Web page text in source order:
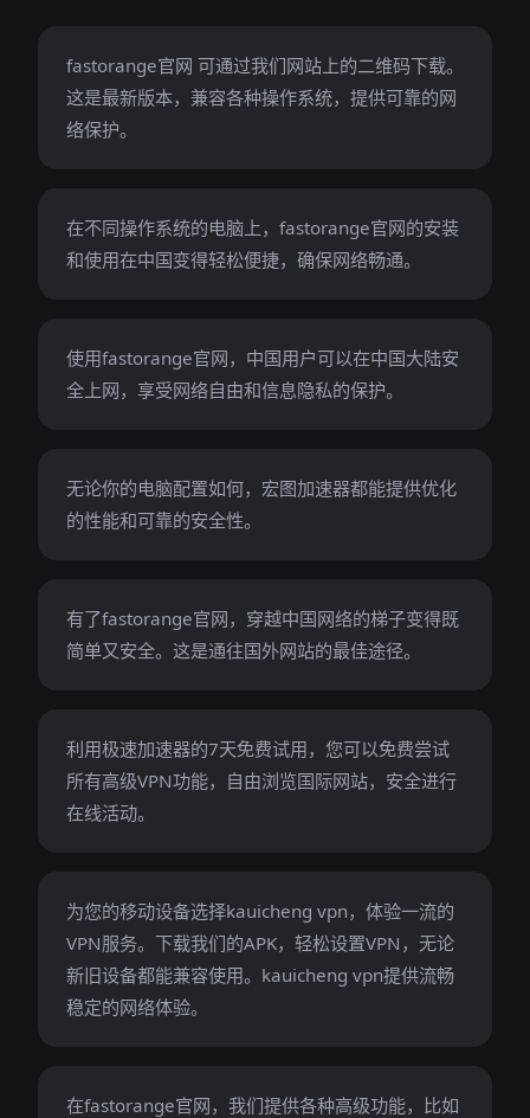
fastorange官网 可通过我们网站上的二维码下载。
这是最新版本，兼容各种操作系统，提供可靠的网
络保护。
在不同操作系统的电脑上，fastorange官网的安装
和使用在中国变得轻松便捷，确保网络畅通。
使用fastorange官网，中国用户可以在中国大陆安
全上网，享受网络自由和信息隐私的保护。
无论你的电脑配置如何，宏图加速器都能提供优化
的性能和可靠的安全性。
有了fastorange官网，穿越中国网络的梯子变得既
简单又安全。这是通往国外网站的最佳途径。
利用极速加速器的7天免费试用，您可以免费尝试
所有高级VPN功能，自由浏览国际网站，安全进行
在线活动。
为您的移动设备选择kauicheng vpn，体验一流的
VPN服务。下载我们的APK，轻松设置VPN，无论
新旧设备都能兼容使用。kauicheng vpn提供流畅
稳定的网络体验。
在fastorange官网，我们提供各种高级功能，比如